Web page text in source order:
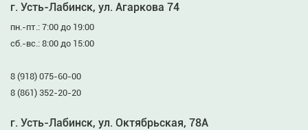
г. Усть-Лабинск, ул. Агаркова 74
пн.-пт.: 7:00 до 19:00
сб.-вс.: 8:00 до 15:00
8 (918) 075-60-00
8 (861) 352-20-20
г. Усть-Лабинск, ул. Октябрьская, 78А